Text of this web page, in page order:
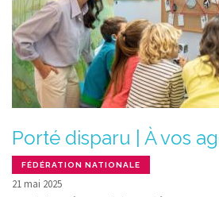
Porté disparu | À vos
FÉDÉRATION NATIONALE
21 mai 2025